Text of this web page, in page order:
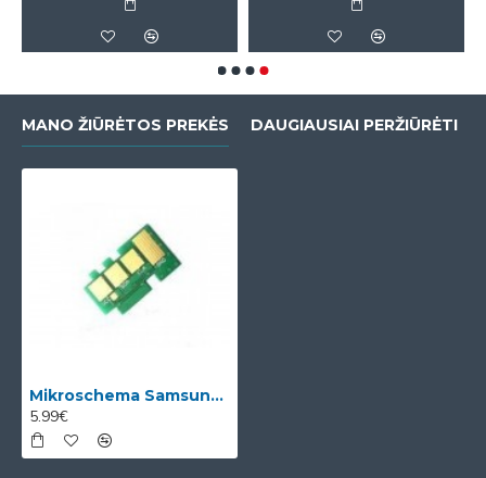
MANO ŽIŪRĖTOS PREKĖS DAUGIAUSIAI PERŽIŪRĖTI
Mikroschema Samsung MLT-R116 (SV134A)
5.99€